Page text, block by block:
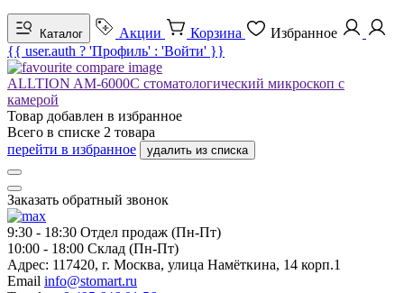
Каталог Акции Корзина
Избранное
{{ user.auth ? 'Профиль' : 'Войти' }}
ALLTION AM-6000C стоматологический микроскоп с
камерой
Товар добавлен в избранное
Всего в списке 2 товара
перейти в избранное
удалить из списка
Заказать обратный звонок
9:30 - 18:30 Отдел продаж (Пн-Пт)
10:00 - 18:00 Склад (Пн-Пт)
Адрес: 117420, г. Москва, улица Намёткина, 14 корп.1
Email info@stomart.ru